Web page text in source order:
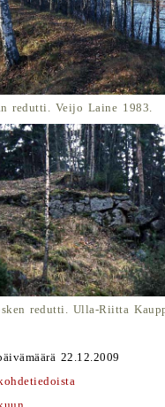
redutti. Veijo Laine 1983.
redutti. Ulla-Riitta
22.12.2009